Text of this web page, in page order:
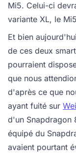
Mi5. Celui-ci
variante XL, le
Et bien
de ces deux
pourraient
que nous
d'après ce que
ayant fuité sur
d'un Snapdragon
équipé du
avaient pourtant